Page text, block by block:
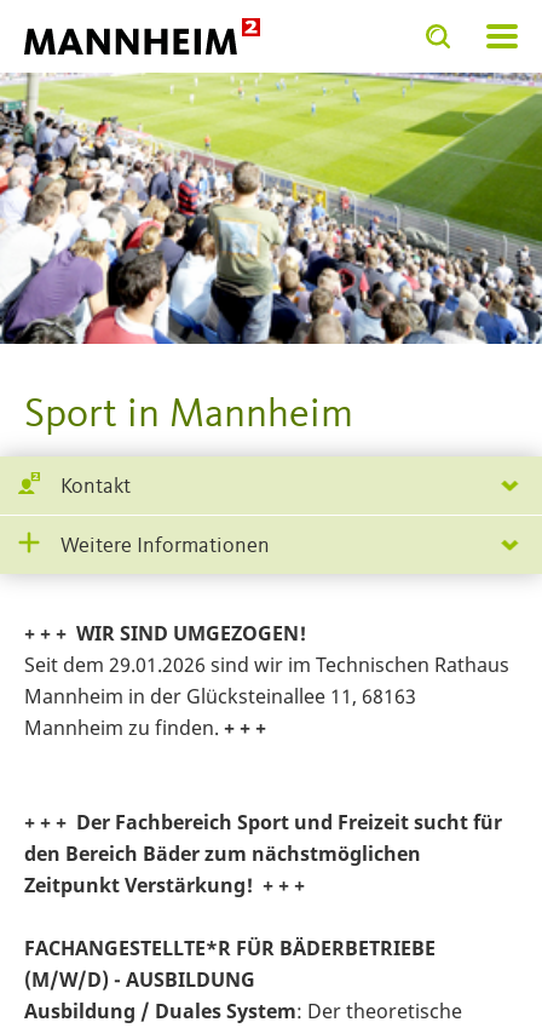
Toggle
search
input
form
Toggle
search
input
Sport in Mannheim
Kontakt
Weitere Informationen
+ + + WIR SIND UMGEZOGEN!
Seit dem 29.01.2026 sind wir im Technischen Rathaus
Mannheim in der Glücksteinallee 11, 68163
Mannheim zu finden. + + +
+ + + Der Fachbereich Sport und Freizeit sucht für
den Bereich Bäder zum nächstmöglichen
Zeitpunkt Verstärkung! + + +
FACHANGESTELLTE*R FÜR BÄDERBETRIEBE
(M/W/D) - AUSBILDUNG
Ausbildung / Duales System: Der theoretische